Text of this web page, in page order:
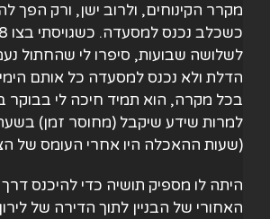
מקרר הקינוחים, ולרוב ישן, ורק הפך
לשלושה שבועות, סיפרו לי שהחתול
הדלת ולא נכנס למסעדה כל אותם
בכל מקרה, הוא תמיד חיכה לי בבוקר
למרות שידע שיקבל (מחוסר זמן)
(שעות ההאכלה היו אחרי העומס של
היתה לו מספיק תושיה כדי להיכנס
האחורי של הבניין לתוך הדירה של